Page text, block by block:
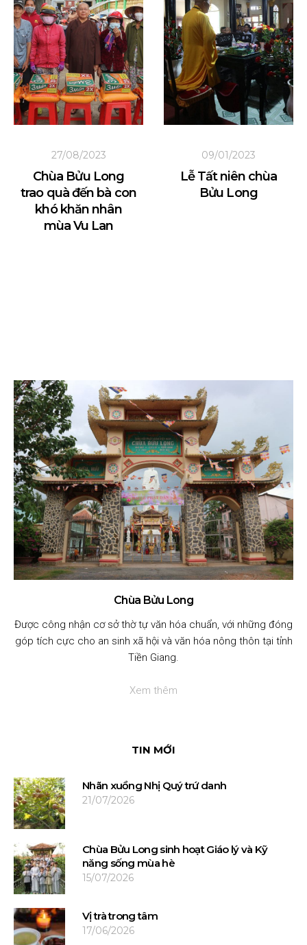
27/08/2023
Chùa Bửu Long
trao quà đến bà con
khó khăn nhân
mùa Vu Lan
09/01/2023
Lễ Tất niên chùa
Bửu Long
Chùa Bửu Long
Được công nhận cơ sở thờ tự văn hóa chuẩn, với những đóng
góp tích cực cho an sinh xã hội và văn hóa nông thôn tại tỉnh
Tiền Giang.
Xem thêm
TIN MỚI
Nhãn xuồng Nhị Quý trứ danh
21/07/2026
Chùa Bửu Long sinh hoạt Giáo lý và Kỹ
năng sống mùa hè
15/07/2026
Vị trà trong tâm
17/06/2026